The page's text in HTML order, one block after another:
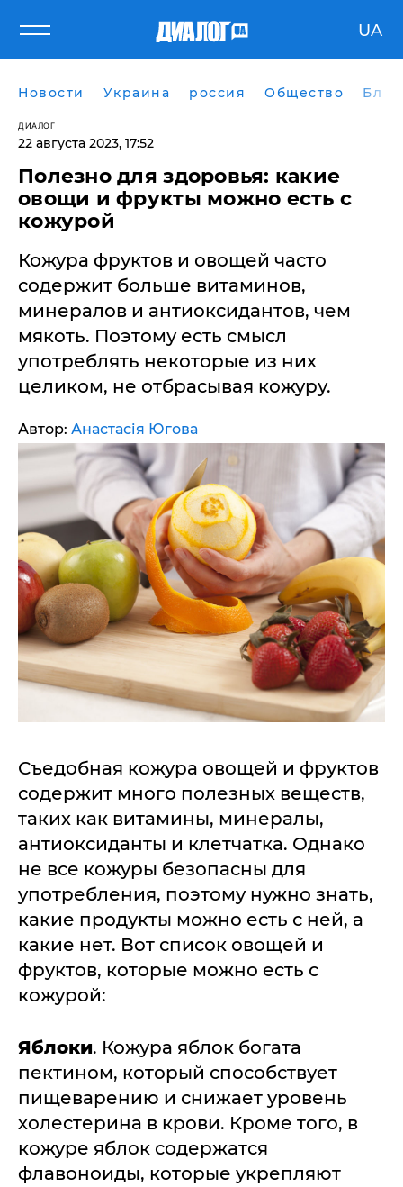
UA
Новости Украина россия Общество
ДИАЛОГ
22 августа 2023, 17:52
Полезно для здоровья: какие
овощи и фрукты можно есть с
кожурой
Кожура фруктов и овощей часто
содержит больше витаминов,
минералов и антиоксидантов, чем
мякоть. Поэтому есть смысл
употреблять некоторые из них
целиком, не отбрасывая кожуру.
Автор: Анастасія Югова
Съедобная кожура овощей и фруктов
содержит много полезных веществ,
таких как витамины, минералы,
антиоксиданты и клетчатка. Однако
не все кожуры безопасны для
употребления, поэтому нужно знать,
какие продукты можно есть с ней, а
какие нет. Вот список овощей и
фруктов, которые можно есть с
кожурой:
Яблоки. Кожура яблок богата
пектином, который способствует
пищеварению и снижает уровень
холестерина в крови. Кроме того, в
кожуре яблок содержатся
флавоноиды, которые укрепляют